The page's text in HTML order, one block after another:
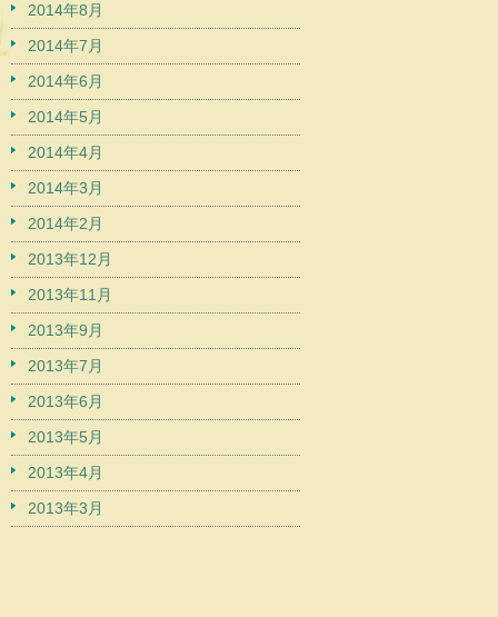
2014年8月
2014年7月
2014年6月
2014年5月
2014年4月
2014年3月
2014年2月
2013年12月
2013年11月
2013年9月
2013年7月
2013年6月
2013年5月
2013年4月
2013年3月